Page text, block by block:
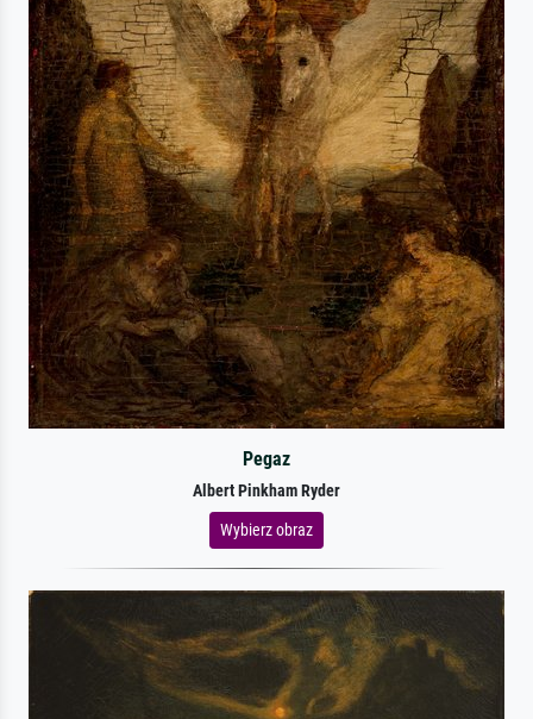
Pegaz
Albert Pinkham Ryder
Wybierz obraz